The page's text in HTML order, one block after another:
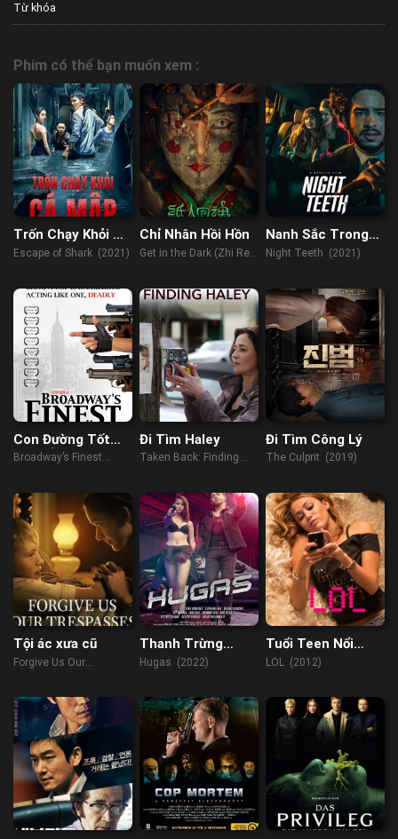
Từ khóa
Phim có thể bạn muốn xem :
Trốn Chạy Khỏi Cá
Mập
Escape of Shark (2021)
Chỉ Nhân Hồi Hồn
Get in the Dark (Zhi Ren
Nanh Sắc Trong
Đêm
Night Teeth (2021)
Con Đường Tốt
Nhất Ở Broadway
Broadway’s Finest
Đi Tìm Haley
Taken Back: Finding
Đi Tìm Công Lý
The Culprit (2019)
Tội ác xưa cũ
Forgive Us Our
Thanh Trừng
2022
Hugas (2022)
Tuổi Teen Nổi
Loạn
LOL (2012)